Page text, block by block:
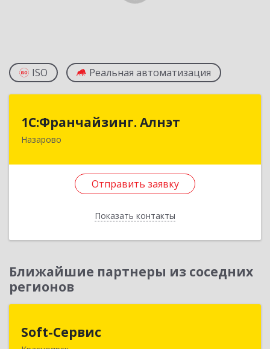
ISO Реальная автоматизация
1С:Франчайзинг. Алнэт
Назарово
Отправить заявку
Показать контакты
1С:Франчайзинг. Алнэт
662200, Красноярский край, Назарово г,
Отправить заявку
Назад
Ближайшие партнеры из соседних
регионов
Soft-Сервис